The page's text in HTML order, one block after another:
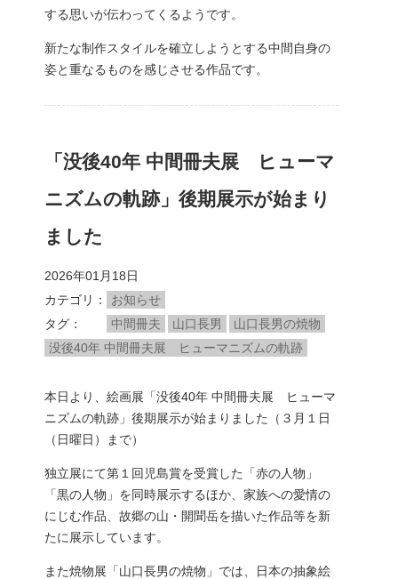
する思いが伝わってくるようです。
新たな制作スタイルを確立しようとする中間自身の
姿と重なるものを感じさせる作品です。
「没後40年 中間冊夫展 ヒューマ
ニズムの軌跡」後期展示が始まり
ました
2026年01月18日
カテゴリ
お知らせ
タグ
中間冊夫 山口長男
山口長男の焼物
没後40年 中間冊夫展 ヒューマニズムの軌跡
本日より、絵画展「没後40年 中間冊夫展 ヒューマ
ニズムの軌跡」後期展示が始まりました（３月１日
（日曜日）まで）
独立展にて第１回児島賞を受賞した「赤の人物」
「黒の人物」を同時展示するほか、家族への愛情の
にじむ作品、故郷の山・開聞岳を描いた作品等を新
たに展示しています。
また焼物展「山口長男の焼物」では、日本の抽象絵